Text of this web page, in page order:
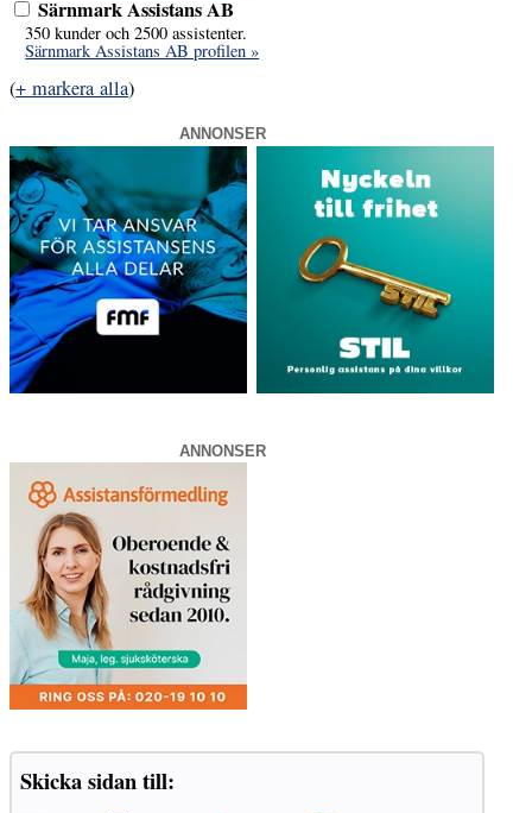
Särnmark Assistans AB
350 kunder och 2500 assistenter.
Särnmark Assistans AB profilen »
(+ markera alla)
ANNONSER
ANNONSER
Skicka sidan till: